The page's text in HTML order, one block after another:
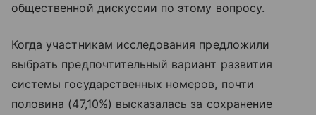
общественной дискуссии по этому вопросу.
Когда участникам исследования предложили
выбрать предпочтительный вариант развития
системы государственных номеров, почти
половина (47,10%) высказалась за сохранение